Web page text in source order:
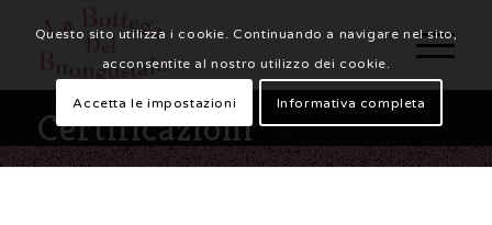
Certificazioni
Questo sito utilizza i cookie. Continuando a navigare nel sito,
acconsentite al nostro utilizzo dei cookie.
Accetta le impostazioni Informativa completa